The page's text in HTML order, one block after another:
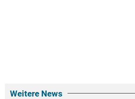
Weitere News